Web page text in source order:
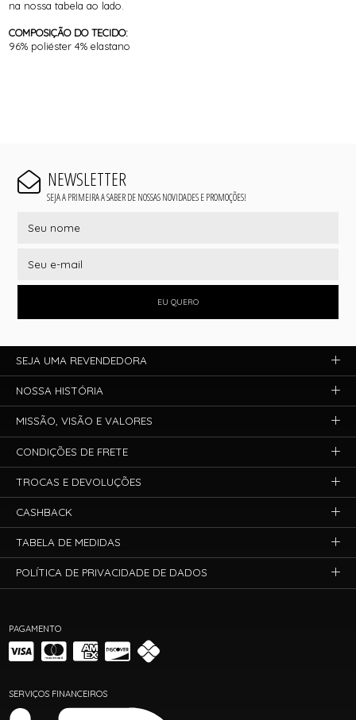
na nossa tabela ao lado.
COMPOSIÇÃO DO TECIDO:
96% poliéster 4% elastano
NEWSLETTER
SEJA A PRIMEIRA A SABER DE NOSSAS NOVIDADES E PROMOÇÕES!
EU QUERO
PAGAMENTO
SERVIÇOS FINANCEIROS
SEJA UMA REVENDEDORA
NOSSA HISTÓRIA
MISSÃO, VISÃO E VALORES
CONDIÇÕES DE FRETE
TROCAS E DEVOLUÇÕES
CASHBACK
TABELA DE MEDIDAS
POLÍTICA DE PRIVACIDADE DE DADOS